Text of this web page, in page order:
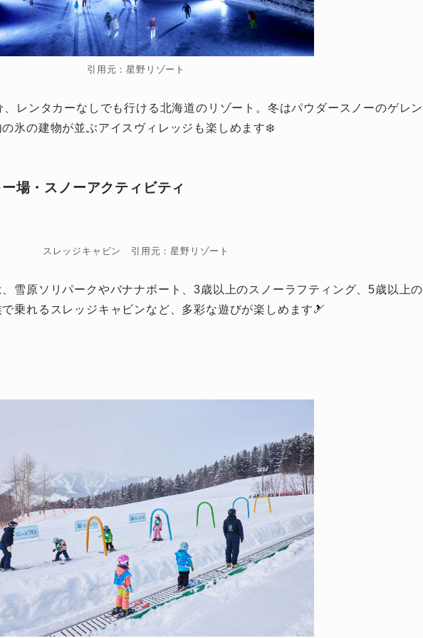
引用元：星野リゾート
レンタカーなしでも行ける北海道のリゾート。冬はパウダースノーのゲレン
氷の建物が並ぶアイスヴィレッジも楽しめます❄️
場・スノーアクティビティ
スレッジキャビン 引用元：星野リゾート
雪原ソリパークやバナナボート、3歳以上のスノーラフティング、5歳以上の
乗れるスレッジキャビンなど、多彩な遊びが楽しめます🎿